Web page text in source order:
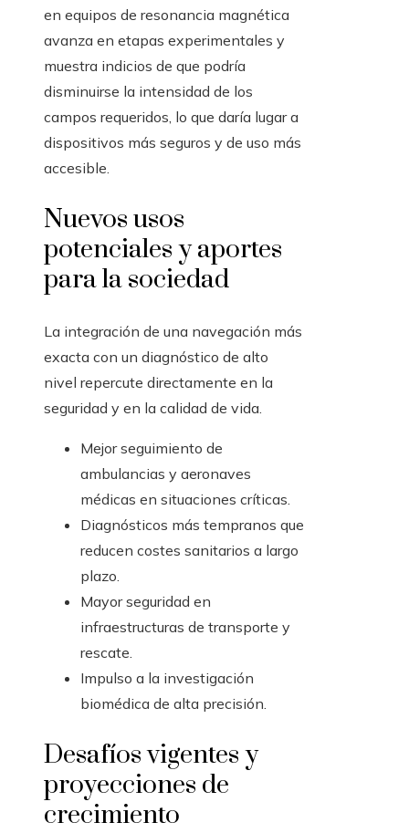
en equipos de resonancia magnética
avanza en etapas experimentales y
muestra indicios de que podría
disminuirse la intensidad de los
campos requeridos, lo que daría lugar a
dispositivos más seguros y de uso más
accesible.
Nuevos usos
potenciales y aportes
para la sociedad
La integración de una navegación más
exacta con un diagnóstico de alto
nivel repercute directamente en la
seguridad y en la calidad de vida.
Mejor seguimiento de
ambulancias y aeronaves
médicas en situaciones críticas.
Diagnósticos más tempranos que
reducen costes sanitarios a largo
plazo.
Mayor seguridad en
infraestructuras de transporte y
rescate.
Impulso a la investigación
biomédica de alta precisión.
Desafíos vigentes y
proyecciones de
crecimiento